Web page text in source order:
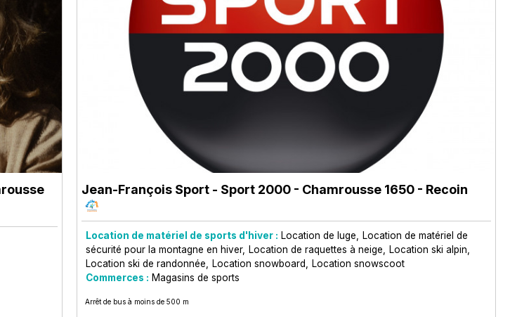
Jean-François Sport - Sport 2000 - Chamrousse 1650 - Recoin
Location de matériel de sports d'hiver : Location de luge
Location de matériel de
sécurité pour la montagne en hiver
Location de raquettes à neige
Location ski alpin
Location ski de randonnée
Location snowboard
Location snowscoot
Commerces : Magasins de sports
Arrêt de bus à moins de 500 m